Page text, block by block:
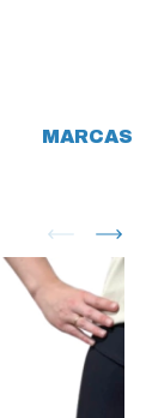
MARCAS